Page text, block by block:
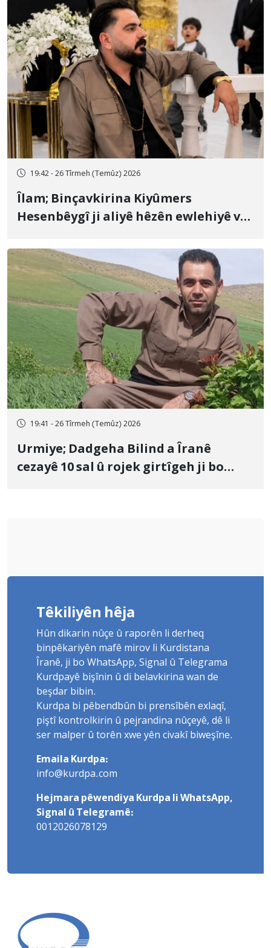
19:42 - 26 Tîrmeh (Temûz) 2026
Îlam; Binçavkirina Kiyûmers
Hesenbêygî ji aliyê hêzên ewlehiyê ve
19:41 - 26 Tîrmeh (Temûz) 2026
Urmiye; Dadgeha Bilind a Îranê
cezayê 10 sal û rojek girtîgeh ji bo
Têkiliyên hêja
Hûn dikarin nûçe û raporên li derheq
binpêkariyên mafê mirov li Kurdistana
Îranê, ji bo WhatsApp, Signal û Telegrama
Kurdpayê bişînin û di belavkirina wan de
beşdar bibin.
Kurdpa bi pêbendbûn bi prensîbên exlaqî,
piştî kontrolkirin û pejrandina nûçeyê, dê li
ser malper û torên xwe yên civakî biweşîne.
Emaila Kurdpa:
info@kurdpa.com
Hejmara pêwendiya Kurdpa li WhatsApp,
Signal û Telegramê:
0012026078129